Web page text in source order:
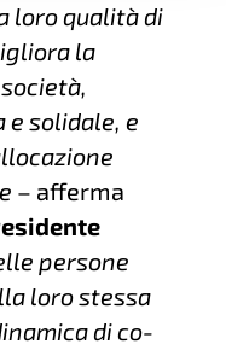
loro qualità di
la
e solidale, e
– afferma
persone
loro stessa
di co-